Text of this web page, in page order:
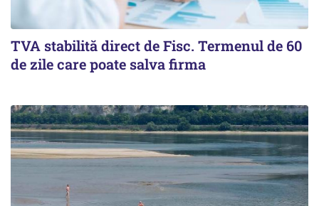
TVA stabilită direct de Fisc. Termenul de 60
de zile care poate salva firma